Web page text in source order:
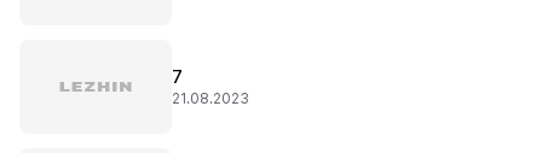
7
21.08.2023